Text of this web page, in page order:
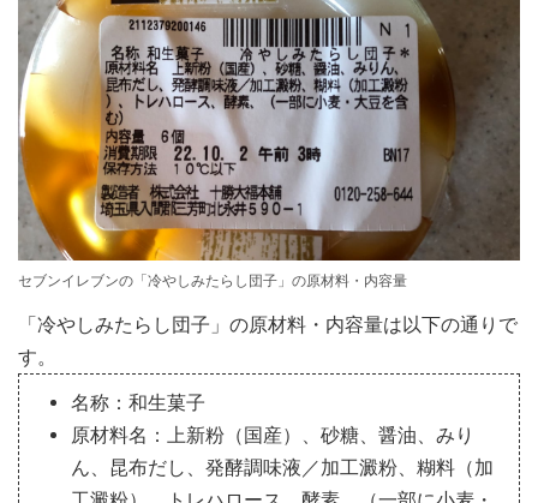
セブンイレブンの「冷やしみたらし団子」の原材料・内容量
「冷やしみたらし団子」の原材料・内容量は以下の通りで
す。
名称：和生菓子
原材料名：上新粉（国産）、砂糖、醤油、みり
ん、昆布だし、発酵調味液／加工澱粉、糊料（加